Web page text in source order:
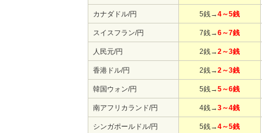
カナダドル/円 5銭→4～5銭
スイスフラン/円 7銭→6～7銭
人民元/円 2銭→2～3銭
香港ドル/円 2銭→2～3銭
韓国ウォン/円 5銭→5～6銭
南アフリカランド/円 4銭→3～4銭
シンガポールドル/円 5銭→4～5銭